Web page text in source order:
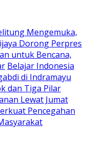
Mengemuka,
Dorong Perpres
untuk Bencana,
Belajar Indonesia
di Indramayu
dan Tiga Pilar
Lewat Jumat
Pencegahan